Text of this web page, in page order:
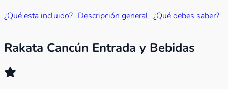
¿Qué esta incluido? Descripción general ¿Qué debes saber?
Rakata Cancún Entrada y Bebidas